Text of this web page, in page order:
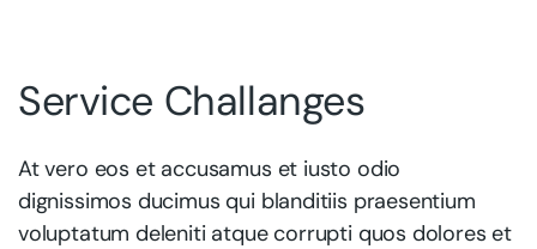
Service Challanges
At vero eos et accusamus et iusto odio
dignissimos ducimus qui blanditiis praesentium
voluptatum deleniti atque corrupti quos dolores et